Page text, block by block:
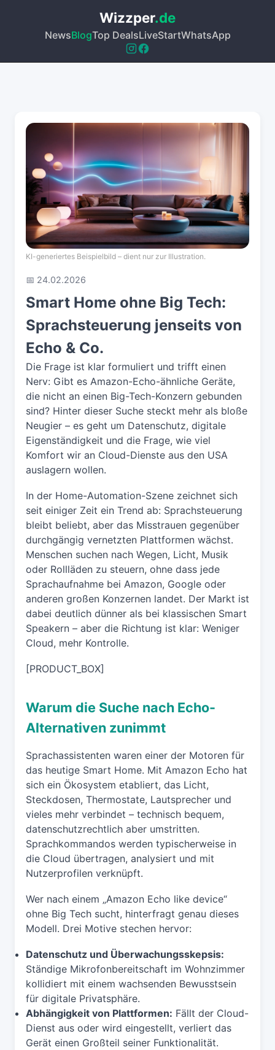
Wizzper.de
NewsBlogTop DealsLiveStartWhatsApp
KI-generiertes Beispielbild – dient nur zur Illustration.
📅 24.02.2026
Smart Home ohne Big Tech:
Sprachsteuerung jenseits von
Echo & Co.
Die Frage ist klar formuliert und trifft einen
Nerv: Gibt es Amazon-Echo-ähnliche Geräte,
die nicht an einen Big-Tech-Konzern gebunden
sind? Hinter dieser Suche steckt mehr als bloße
Neugier – es geht um Datenschutz, digitale
Eigenständigkeit und die Frage, wie viel
Komfort wir an Cloud-Dienste aus den USA
auslagern wollen.
In der Home-Automation-Szene zeichnet sich
seit einiger Zeit ein Trend ab: Sprachsteuerung
bleibt beliebt, aber das Misstrauen gegenüber
durchgängig vernetzten Plattformen wächst.
Menschen suchen nach Wegen, Licht, Musik
oder Rollläden zu steuern, ohne dass jede
Sprachaufnahme bei Amazon, Google oder
anderen großen Konzernen landet. Der Markt ist
dabei deutlich dünner als bei klassischen Smart
Speakern – aber die Richtung ist klar: Weniger
Cloud, mehr Kontrolle.
[PRODUCT_BOX]
Warum die Suche nach Echo-
Alternativen zunimmt
Sprachassistenten waren einer der Motoren für
das heutige Smart Home. Mit Amazon Echo hat
sich ein Ökosystem etabliert, das Licht,
Steckdosen, Thermostate, Lautsprecher und
vieles mehr verbindet – technisch bequem,
datenschutzrechtlich aber umstritten.
Sprachkommandos werden typischerweise in
die Cloud übertragen, analysiert und mit
Nutzerprofilen verknüpft.
Wer nach einem „Amazon Echo like device“
ohne Big Tech sucht, hinterfragt genau dieses
Modell. Drei Motive stechen hervor:
Datenschutz und Überwachungsskepsis:
Ständige Mikrofonbereitschaft im Wohnzimmer
kollidiert mit einem wachsenden Bewusstsein
für digitale Privatsphäre.
Abhängigkeit von Plattformen: Fällt der Cloud-
Dienst aus oder wird eingestellt, verliert das
Gerät einen Großteil seiner Funktionalität.